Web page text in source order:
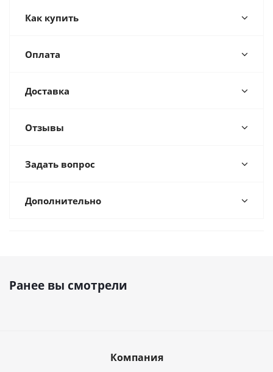
Как купить
Оплата
Доставка
Отзывы
Задать вопрос
Дополнительно
Ранее вы смотрели
Компания